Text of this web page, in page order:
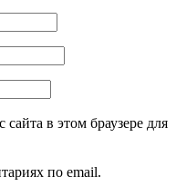
в этом браузере для
по email.